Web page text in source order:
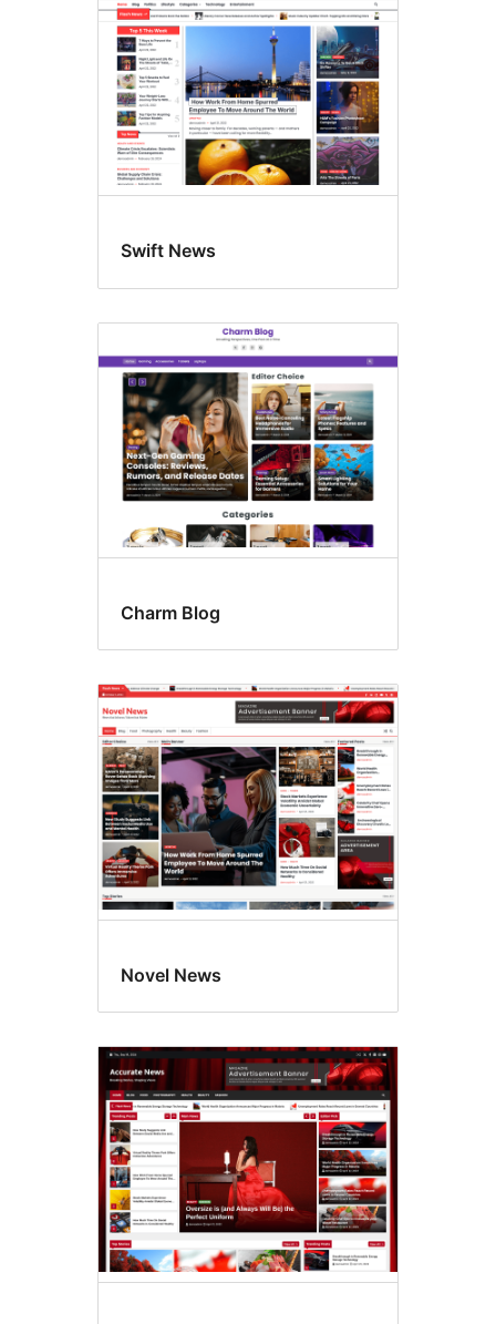
Swift News
Charm Blog
Novel News